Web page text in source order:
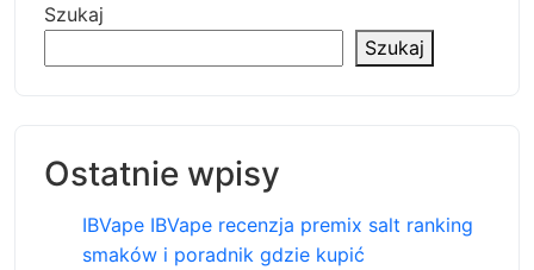
Szukaj
Szukaj
Ostatnie wpisy
IBVape IBVape recenzja premix salt ranking
smaków i poradnik gdzie kupić